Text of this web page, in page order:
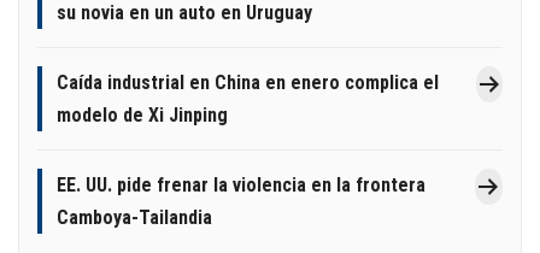
su novia en un auto en Uruguay
Caída industrial en China en enero complica el
modelo de Xi Jinping
EE. UU. pide frenar la violencia en la frontera
Camboya-Tailandia